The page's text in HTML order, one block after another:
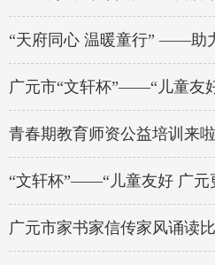
“天府同心 温暖童行” ——助
广元市“文轩杯”——“儿童友
青春期教育师资公益培训来啦
“文轩杯”——“儿童友好 广元
广元市家书家信传家风诵读